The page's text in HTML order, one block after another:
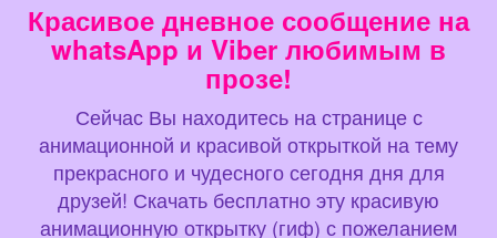
Красивое дневное сообщение на
whatsApp и Viber любимым в
прозе!
Сейчас Вы находитесь на странице с
анимационной и красивой открыткой на тему
прекрасного и чудесного сегодня дня для
друзей! Скачать бесплатно эту красивую
анимационную открытку (гиф) с пожеланием